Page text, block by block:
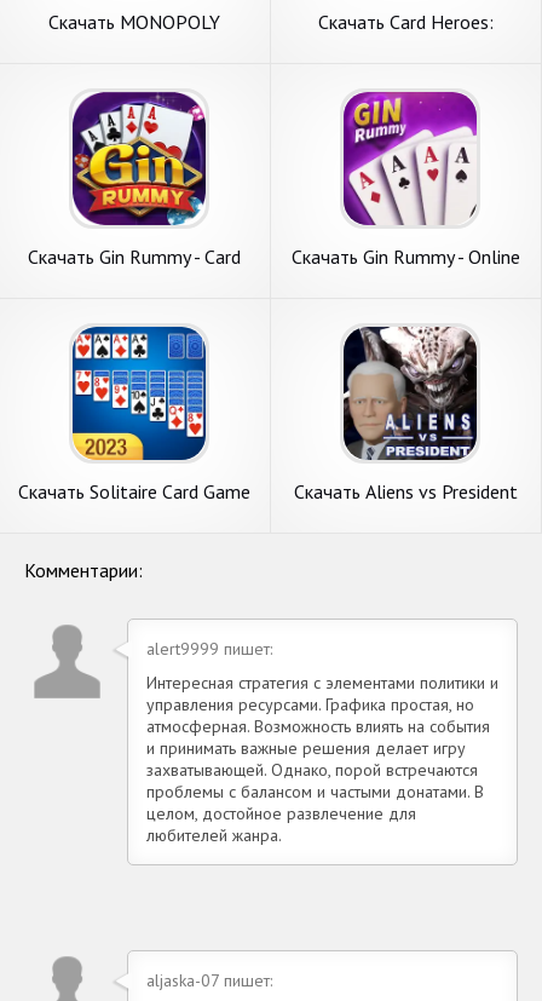
Скачать MONOPOLY
Андроид
Скачать Card Heroes:
Андроид
Скачать Gin Rummy - Card
Скачать Gin Rummy - Online
Андроид
Скачать Solitaire Card Game
Скачать Aliens vs President
Комментарии:
alert9999 пишет:
Интересная стратегия с элементами политики и
управления ресурсами. Графика простая, но
атмосферная. Возможность влиять на события
и принимать важные решения делает игру
захватывающей. Однако, порой встречаются
проблемы с балансом и частыми донатами. В
целом, достойное развлечение для
любителей жанра.
aljaska-07 пишет: